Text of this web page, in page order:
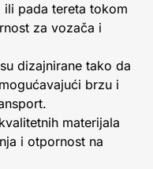
ili pada tereta tokom
za vozača i
dizajnirane tako da
brzu i
materijala
i otpornost na